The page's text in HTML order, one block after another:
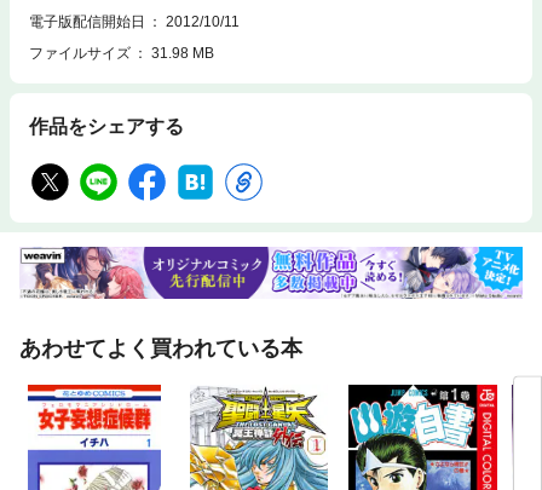
電子版配信開始日
2012/10/11
ファイルサイズ
31.98 MB
作品をシェアする
あわせてよく買われている本